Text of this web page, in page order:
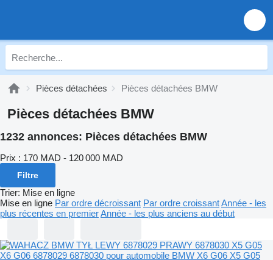
Pièces détachées Pièces détachées BMW
Pièces détachées BMW
1232 annonces: Pièces détachées BMW
Prix : 170 MAD - 120 000 MAD
Filtre
Trier: Mise en ligne
Mise en ligne Par ordre décroissant Par ordre croissantAnnée - les
plus récentes en premierAnnée - les plus anciens au début